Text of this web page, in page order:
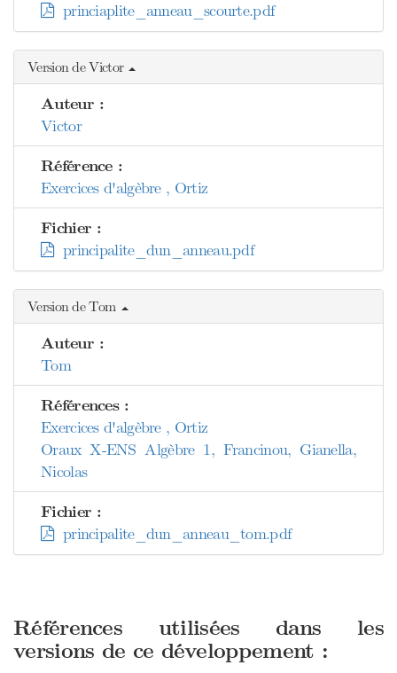
princiaplite_anneau_scourte.pdf
Version de Victor
Auteur :
Victor
Référence :
Exercices d'algèbre , Ortiz
Fichier :
principalite_dun_anneau.pdf
Version de Tom
Auteur :
Tom
Références :
Exercices d'algèbre , Ortiz
Oraux X-ENS Algèbre 1, Francinou, Gianella,
Nicolas
Fichier :
principalite_dun_anneau_tom.pdf
Références utilisées dans les
versions de ce développement :